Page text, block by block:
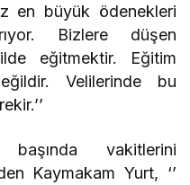
en büyük ödenekleri
Bizlere düşen
eğitmektir. Eğitim
Velilerinde bu
başında vakitlerini
Kaymakam Yurt, ‘’